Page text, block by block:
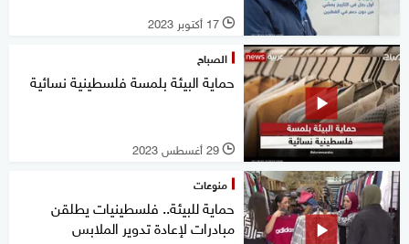
l 17 أكتوبر 2023
الصباح
حماية البيئة بلمسة فلسطينية نسائية
l 29 أغسطس 2023
منوعات
حماية للبيئة.. فلسطينيات يطلقن
مبادرات لإعادة تدوير الملابس